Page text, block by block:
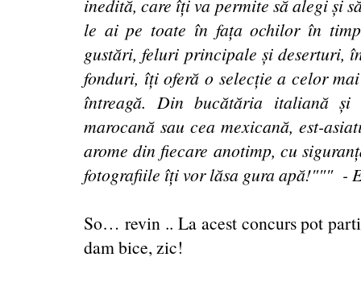
inedită, care îți va permite să alegi și
le ai pe toate în fața ochilor în
gustări, feluri principale și deserturi,
fonduri, îți oferă o selecție a celor
întreagă. Din bucătăria italiană și
marocană sau cea mexicană, est-
arome din fiecare anotimp, cu
fotografiile îți vor lăsa gura apă!""" -
So… revin .. La acest concurs pot
dam bice, zic!